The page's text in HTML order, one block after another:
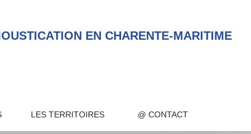
EN CHARENTE-MARITIME
LES TERRITOIRES @ CONTACT